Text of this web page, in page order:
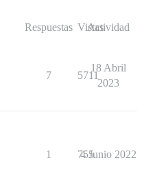
Respuestas Vistas
Actividad
7 5711
18 Abril
2023
1 755
4 Junio 2022